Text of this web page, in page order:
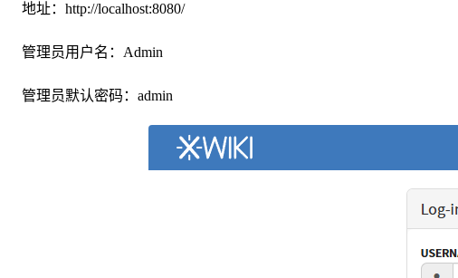
地址：http://localhost:8080/
管理员用户名：Admin
管理员默认密码：admin